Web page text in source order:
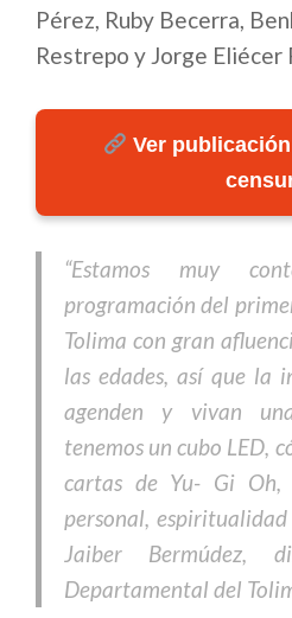
Pérez, Ruby Becerra,
Restrepo y Jorge
Ver
“Estamos muy
programación del
Tolima con gran
las edades, así que la
agenden y vivan
tenemos un cubo LED,
cartas de Yu- Gi Oh,
personal,
Jaiber Bermúdez,
Departamental del